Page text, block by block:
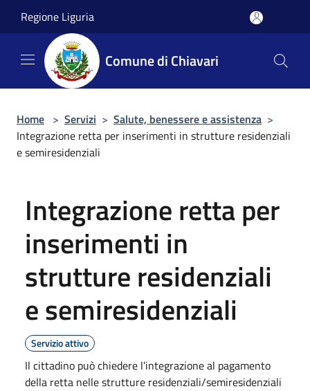
Regione Liguria
Comune di Chiavari
Home > Servizi > Salute, benessere e assistenza >
Integrazione retta per inserimenti in strutture residenziali
e semiresidenziali
Integrazione retta per
inserimenti in
strutture residenziali
e semiresidenziali
Servizio attivo
Il cittadino può chiedere l’integrazione al pagamento
della retta nelle strutture residenziali/semiresidenziali